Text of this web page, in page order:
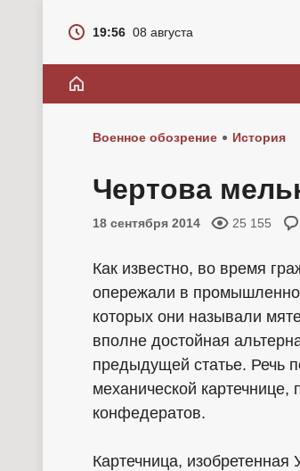
19:56 08 августа
Военное обозрение История
Чертова
18 сентября 2014 25 155
Как известно, во время
опережали в
которых они называли
вполне достойная
предыдущей статье. Речь
механической картечнице,
конфедератов.
Картечница,